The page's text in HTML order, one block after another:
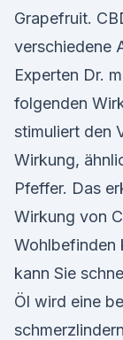
Grapefruit.
verschiedene
Experten Dr.
folgenden
stimuliert den
Wirkung,
Pfeffer. Das
Wirkung von
Wohlbefinden
kann Sie
Öl wird eine